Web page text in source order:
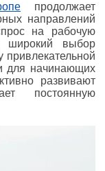
продолжает
направлений
на рабочую
широкий выбор
привлекательной
для начинающих
развивают
постоянную